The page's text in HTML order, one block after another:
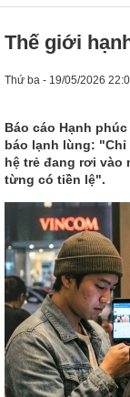
Thế giới
Thứ ba - 19/05/2026
Báo cáo Hạnh
báo lạnh lùng:
hệ trẻ đang rơi vào
từng có tiền lệ".